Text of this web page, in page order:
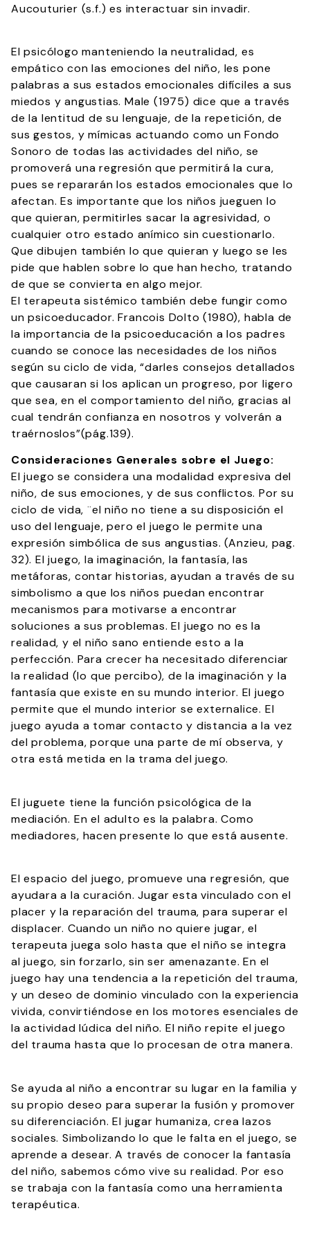
Aucouturier (s.f.) es interactuar sin invadir.
El psicólogo manteniendo la neutralidad, es
empático con las emociones del niño, les pone
palabras a sus estados emocionales difíciles a sus
miedos y angustias. Male (1975) dice que a través
de la lentitud de su lenguaje, de la repetición, de
sus gestos, y mímicas actuando como un Fondo
Sonoro de todas las actividades del niño, se
promoverá una regresión que permitirá la cura,
pues se repararán los estados emocionales que lo
afectan. Es importante que los niños jueguen lo
que quieran, permitirles sacar la agresividad, o
cualquier otro estado anímico sin cuestionarlo.
Que dibujen también lo que quieran y luego se les
pide que hablen sobre lo que han hecho, tratando
de que se convierta en algo mejor.
El terapeuta sistémico también debe fungir como
un psicoeducador. Francois Dolto (1980), habla de
la importancia de la psicoeducación a los padres
cuando se conoce las necesidades de los niños
según su ciclo de vida, “darles consejos detallados
que causaran si los aplican un progreso, por ligero
que sea, en el comportamiento del niño, gracias al
cual tendrán confianza en nosotros y volverán a
traérnoslos”(pág.139).
Consideraciones Generales sobre el Juego:
El juego se considera una modalidad expresiva del
niño, de sus emociones, y de sus conflictos. Por su
ciclo de vida, ¨el niño no tiene a su disposición el
uso del lenguaje, pero el juego le permite una
expresión simbólica de sus angustias. (Anzieu, pag.
32). El juego, la imaginación, la fantasía, las
metáforas, contar historias, ayudan a través de su
simbolismo a que los niños puedan encontrar
mecanismos para motivarse a encontrar
soluciones a sus problemas. El juego no es la
realidad, y el niño sano entiende esto a la
perfección. Para crecer ha necesitado diferenciar
la realidad (lo que percibo), de la imaginación y la
fantasía que existe en su mundo interior. El juego
permite que el mundo interior se externalice. El
juego ayuda a tomar contacto y distancia a la vez
del problema, porque una parte de mí observa, y
otra está metida en la trama del juego.
El juguete tiene la función psicológica de la
mediación. En el adulto es la palabra. Como
mediadores, hacen presente lo que está ausente.
El espacio del juego, promueve una regresión, que
ayudara a la curación. Jugar esta vinculado con el
placer y la reparación del trauma, para superar el
displacer. Cuando un niño no quiere jugar, el
terapeuta juega solo hasta que el niño se integra
al juego, sin forzarlo, sin ser amenazante. En el
juego hay una tendencia a la repetición del trauma,
y un deseo de dominio vinculado con la experiencia
vivida, convirtiéndose en los motores esenciales de
la actividad lúdica del niño. El niño repite el juego
del trauma hasta que lo procesan de otra manera.
Se ayuda al niño a encontrar su lugar en la familia y
su propio deseo para superar la fusión y promover
su diferenciación. El jugar humaniza, crea lazos
sociales. Simbolizando lo que le falta en el juego, se
aprende a desear. A través de conocer la fantasía
del niño, sabemos cómo vive su realidad. Por eso
se trabaja con la fantasía como una herramienta
terapéutica.